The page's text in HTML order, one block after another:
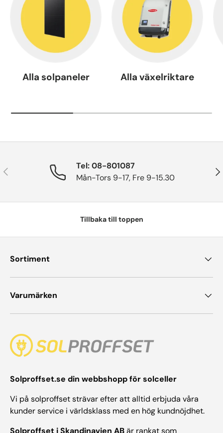
Alla solpaneler Alla växelriktare
Tidigare
Tel: 08-801087
Mån-Tors 9-17, Fre 9-15.30
Tillbaka till toppen
Sortiment
Varumärken
Solproffset.se din webbshopp för solceller
Vi på solproffset strävar efter att alltid erbjuda våra
kunder service i världsklass med en hög kundnöjdhet.
Solproffset i Skandinavien ABär rankat som